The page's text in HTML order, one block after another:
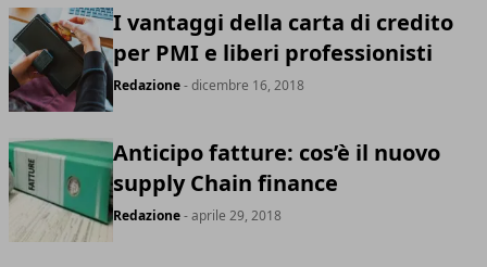
I vantaggi della carta di credito
per PMI e liberi professionisti
Redazione- dicembre 16, 2018
Anticipo fatture: cos’è il nuovo
supply Chain finance
Redazione- aprile 29, 2018